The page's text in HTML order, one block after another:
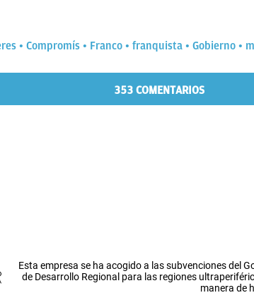
Compromís Franco franquista Gobierno
353 COMENTARIOS
Esta empresa se ha acogido a las subvenciones del
de Desarrollo Regional para las regiones
manera de